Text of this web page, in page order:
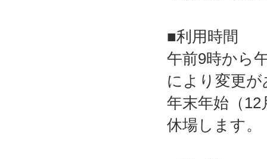
■利用時間
午前9時から
により変更
年末年始（12
休場します。